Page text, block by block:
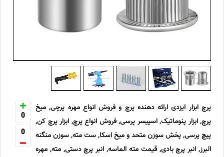
0
0
پرچ ابزار ایزدی ارائه دهنده پرچ و فروش انواع مهره پرچی, میخ
پرچ, ابزار پنوماتیک, اسپیسر پرسی, فروش انواع پرچ, ابزار پرچ کن,
پیچ پرسی, پخش سوزن متحد و میخ اسکا, ست مته, سوزن منگنه
البرز, انبر پرچ بادی, قیمت مته الماسه, انبر پرچ دستی, مته, مهره